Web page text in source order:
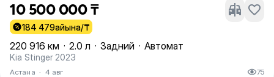
10 500 000 ₸
184 479айына/₸
220 916 км · 2.0 л · Задний · Автомат
Kia Stinger 2023
Астана · 4 авг 75